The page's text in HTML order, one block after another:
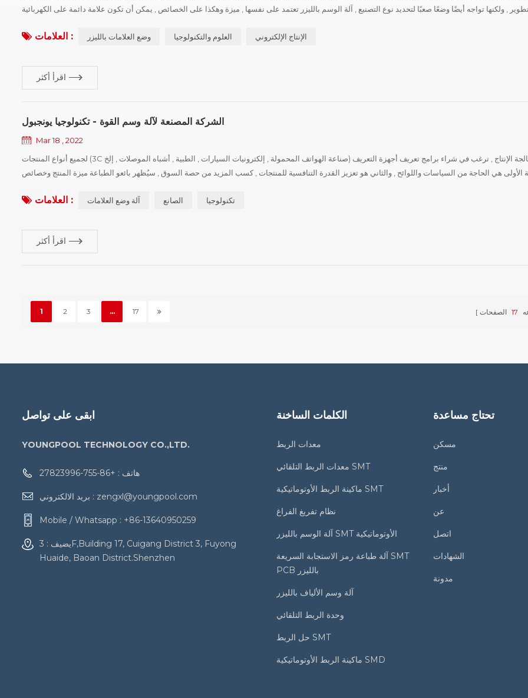
, ولكنها تواجه أيضًا وضعًا صعبًا لتحديد نوع التصنيع , آلة الوسم بالليزر تعتمد على نفسها , ميزة وهكذا على الخصائص , يمكن أن تكون علامة دائمة على الكهربائية
العلامات : وضع العلامات بالليزر العلوم والتكنولوجيا الإنتاج الإلكتروني
اقرأ أكثر
الشركة المصنعة لآلة وسم القوة - تكنولوجيا يونجبول
Mar 18 , 2022
لجميع أنواع المنتجات (3C صناعة الهواتف المحمولة , إلكترونيات السيارات , الطبية , أشباه الموصلات , إلخ) لمؤسسة معالجة الإنتاج , ترغب في شراء برامج تعريف أجهزة التعريف
الأولى هي الحاجة من السياسات واللوائح , والثاني هو تعزيز القدرة التنافسية للمنتجات , كسب المزيد من حصة السوق , سيُظهر بائعو الطباعة ميزة المنتج وخصائص
العلامات : آلة وضع العلامات الصانع تكنولوجيا
اقرأ أكثر
1 2 3 ... 17 17 الصفحات
ابقى على تواصل
YOUNGPOOL TECHNOLOGY CO.,LTD.
هاتف : +86-755-27823996
بريد الالكتروني : zengxl@youngpool.com
Mobile / Whatsapp : +86-13640950259
يضيف : 3F,Building 17, Cuigang District 3, Fuyong
Huaide, Baoan District.Shenzhen
الكلمات الساخنة
معدات الربط
معدات الربط التلقائي SMT
ماكينة الربط الأوتوماتيكية SMT
نظام تفريغ الفراغ
آلة الوسم بالليزر SMT الأوتوماتيكية
آلة طباعة رمز الاستجابة السريعة SMT
PCB بالليزر
آلة وسم الألياف بالليزر
وحدة الربط التلقائي
حل الربط SMT
ماكينة الربط الأوتوماتيكية SMD
تحتاج مساعدة
مسكن
منتج
أخبار
عن
اتصل
الشهادات
مدونة